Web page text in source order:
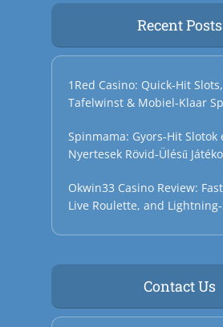
Recent Posts
1Red Casino: Quick‑Hit
Tafelwinst & Mobiel‑Klaar
Spinmama: Gyors‑Hit Slotok
Nyertesek Rövid‑Ülésű
Okwin33 Casino Review:
Live Roulette, and
Contact Us